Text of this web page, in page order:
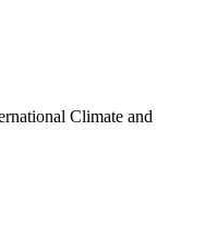
Climate and